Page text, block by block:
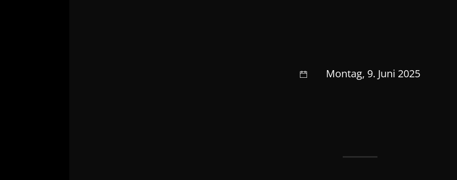
Montag, 9. Juni 2025